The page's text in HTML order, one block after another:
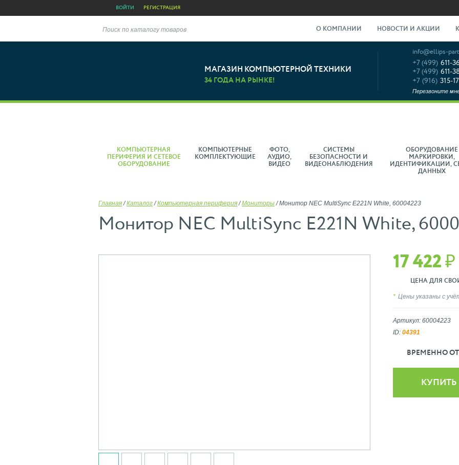
ВОЙТИ РЕГИСТРАЦИЯ
Поиск по каталогу товаров О КОМПАНИИ НОВОСТИ И АКЦИИ
МАГАЗИН КОМПЬЮТЕРНОЙ ТЕХНИКИ
34 ГОДА НА РЫНКЕ!
info@ellips-
+7 (499) 611-
+7 (499) 611-
+7 (916) 315-
Перезвоните
КОМПЬЮТЕРНАЯ
ПЕРИФЕРИЯ И СЕТЕВОЕ
ОБОРУДОВАНИЕ
КОМПЬЮТЕРНЫЕ
КОМПЛЕКТУЮЩИЕ
ФОТО,
АУДИО,
ВИДЕО
СИСТЕМЫ
БЕЗОПАСНОСТИ И
ВИДЕОНАБЛЮДЕНИЯ
ОБОРУДОВАНИЕ
МАРКИРОВКИ,
ИДЕНТИФИКАЦИИ,
ДАННЫХ
Главная /Каталог /Компьютерная периферия /Мониторы /Монитор NEC MultiSync E221N White, 60004223
Монитор NEC MultiSync E221N White,
17 422 ₽
ЦЕНА ДЛЯ
Цены указаны с
Артикул: 60004223
ID: 04391
ВРЕМЕННО
КУПИТЬ